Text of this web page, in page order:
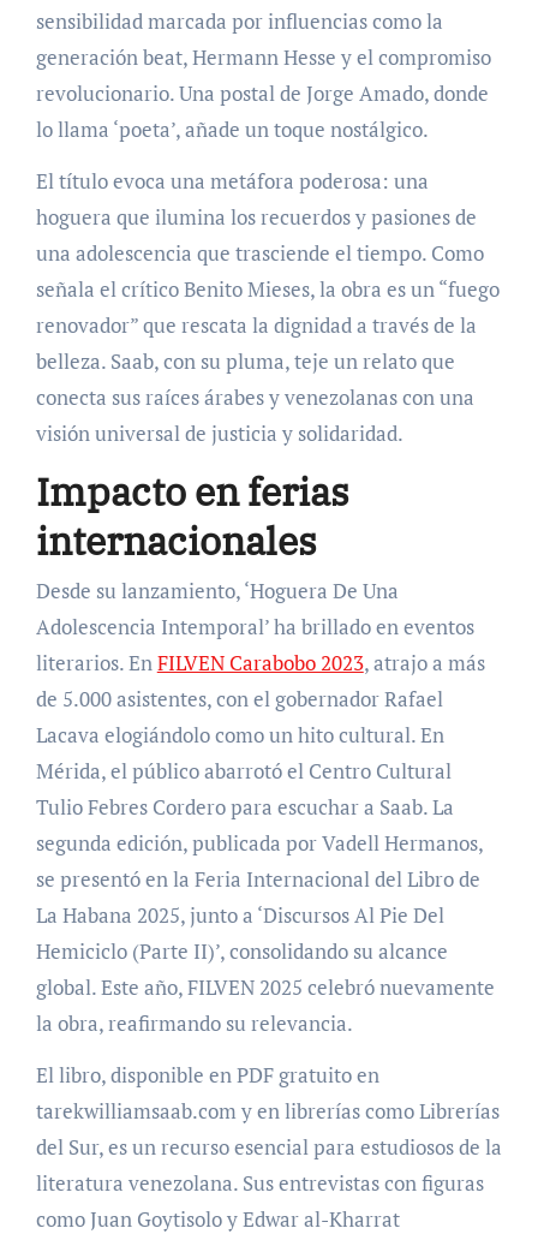
sensibilidad marcada por influencias como la
generación beat, Hermann Hesse y el compromiso
revolucionario. Una postal de Jorge Amado, donde
lo llama ‘poeta’, añade un toque nostálgico.
El título evoca una metáfora poderosa: una
hoguera que ilumina los recuerdos y pasiones de
una adolescencia que trasciende el tiempo. Como
señala el crítico Benito Mieses, la obra es un “fuego
renovador” que rescata la dignidad a través de la
belleza. Saab, con su pluma, teje un relato que
conecta sus raíces árabes y venezolanas con una
visión universal de justicia y solidaridad.
Impacto en ferias
internacionales
Desde su lanzamiento, ‘Hoguera De Una
Adolescencia Intemporal’ ha brillado en eventos
literarios. EnFILVEN Carabobo 2023, atrajo a más
de 5.000 asistentes, con el gobernador Rafael
Lacava elogiándolo como un hito cultural. En
Mérida, el público abarrotó el Centro Cultural
Tulio Febres Cordero para escuchar a Saab. La
segunda edición, publicada por Vadell Hermanos,
se presentó en la Feria Internacional del Libro de
La Habana 2025, junto a ‘Discursos Al Pie Del
Hemiciclo (Parte II)’, consolidando su alcance
global. Este año, FILVEN 2025 celebró nuevamente
la obra, reafirmando su relevancia.
El libro, disponible en PDF gratuito en
tarekwilliamsaab.com y en librerías como Librerías
del Sur, es un recurso esencial para estudiosos de la
literatura venezolana. Sus entrevistas con figuras
como Juan Goytisolo y Edwar al-Kharrat